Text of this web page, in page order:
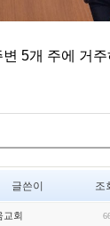
5개 주에 거
글쓴이 조
교회